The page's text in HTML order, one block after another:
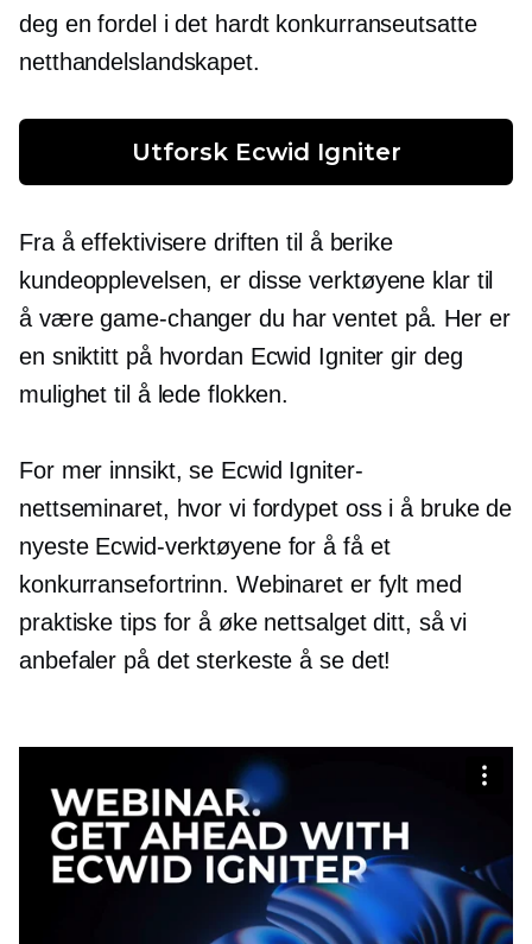
deg en fordel i det hardt konkurranseutsatte
netthandelslandskapet.
Utforsk Ecwid Igniter
Fra å effektivisere driften til å berike
kundeopplevelsen, er disse verktøyene klar til
å væregame-changer du har ventet på. Her er
en sniktitt på hvordan Ecwid Igniter gir deg
mulighet til å lede flokken.
For mer innsikt, se Ecwid Igniter-
nettseminaret, hvor vi fordypet oss i å bruke de
nyeste Ecwid-verktøyene for å få et
konkurransefortrinn. Webinaret er fylt med
praktiske tips for å øke nettsalget ditt, så vi
anbefaler på det sterkeste å se det!